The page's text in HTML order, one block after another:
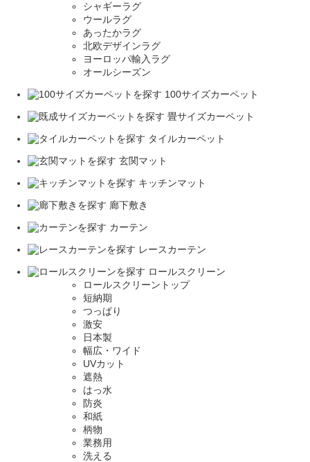
シャギーラグ
ウールラグ
あったかラグ
北欧デザインラグ
ヨーロッパ輸入ラグ
オールシーズン
100サイズカーペット
畳サイズカーペット
タイルカーペット
玄関マット
キッチンマット
廊下敷き
カーテン
レースカーテン
ロールスクリーン
ロールスクリーントップ
短納期
つっぱり
激安
日本製
幅広・ワイド
UVカット
遮熱
はっ水
防炎
和紙
柄物
業務用
洗える